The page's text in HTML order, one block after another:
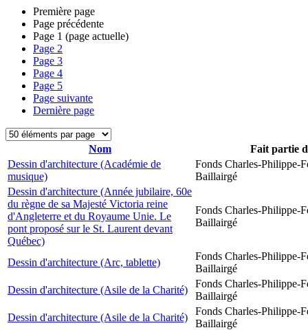
Première page
Page précédente
Page 1 (page actuelle)
Page 2
Page 3
Page 4
Page 5
Page suivante
Dernière page
Nom
Fait partie
Dessin d'architecture (Académie de
musique)
Fonds Charles-Philippe-
Baillairgé
Dessin d'architecture (Année jubilaire, 60e
du règne de sa Majesté Victoria reine
d'Angleterre et du Royaume Unie. Le
pont proposé sur le St. Laurent devant
Québec)
Fonds Charles-Philippe-
Baillairgé
Dessin d'architecture (Arc, tablette)
Fonds Charles-Philippe-
Baillairgé
Dessin d'architecture (Asile de la Charité)
Fonds Charles-Philippe-
Baillairgé
Dessin d'architecture (Asile de la Charité)
Fonds Charles-Philippe-
Baillairgé